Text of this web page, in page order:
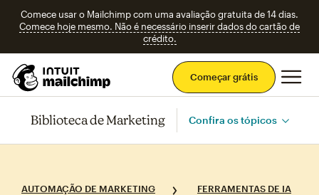
Comece usar o Mailchimp com uma avaliação gratuita de 14 dias.
Comece hoje mesmo. Não é necessário inserir dados do cartão de
crédito.
Começar grátis
Biblioteca de Marketing Confira os tópicos
AUTOMAÇÃO DE MARKETING FERRAMENTAS DE IA